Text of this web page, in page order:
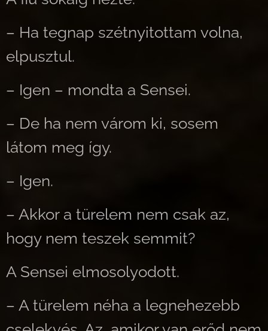
– Ha tegnap szétnyitottam volna,
elpusztul.
– Igen – mondta a Sensei.
– De ha nem várom ki, sosem
látom meg így.
– Igen.
– Akkor a türelem nem csak az,
hogy nem teszek semmit?
A Sensei elmosolyodott.
– A türelem néha a legnehezebb